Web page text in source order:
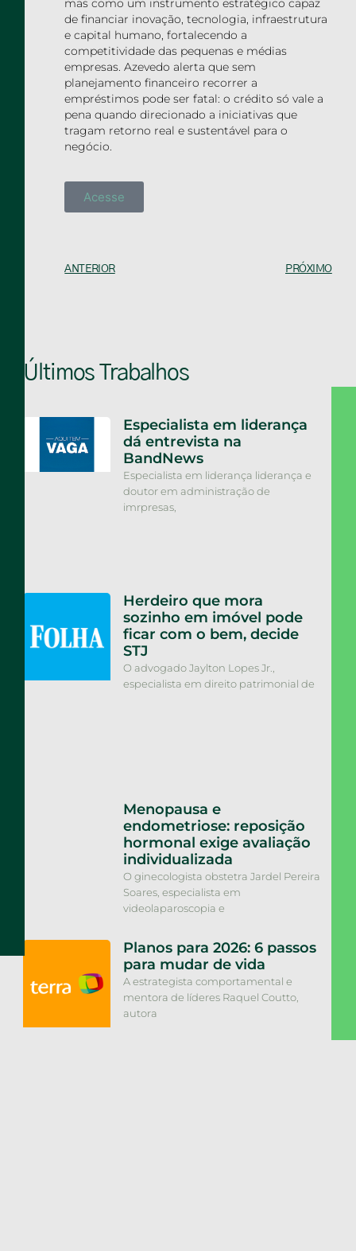
mas como um instrumento estratégico capaz
de financiar inovação, tecnologia, infraestrutura
e capital humano, fortalecendo a
competitividade das pequenas e médias
empresas. Azevedo alerta que sem
planejamento financeiro recorrer a
empréstimos pode ser fatal: o crédito só vale a
pena quando direcionado a iniciativas que
tragam retorno real e sustentável para o
negócio.
Acesse
ANTERIOR PRÓXIMO
Últimos Trabalhos
Especialista em liderança
dá entrevista na
BandNews
Especialista em liderança liderança e
doutor em administração de
imrpresas,
Herdeiro que mora
sozinho em imóvel pode
ficar com o bem, decide
STJ
O advogado Jaylton Lopes Jr.,
especialista em direito patrimonial de
Menopausa e
endometriose: reposição
hormonal exige avaliação
individualizada
O ginecologista obstetra Jardel Pereira
Soares, especialista em
videolaparoscopia e
Planos para 2026: 6 passos
para mudar de vida
A estrategista comportamental e
mentora de líderes Raquel Coutto,
autora